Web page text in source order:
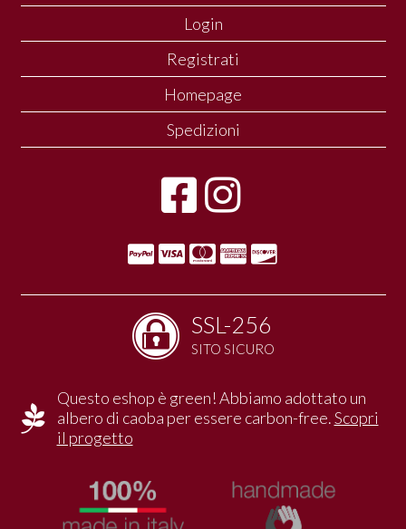
Login
Registrati
Homepage
Spedizioni
SSL-256
SITO SICURO
Questo eshop è green! Abbiamo adottato un
albero di caoba per essere carbon-free.Scopri
il progetto